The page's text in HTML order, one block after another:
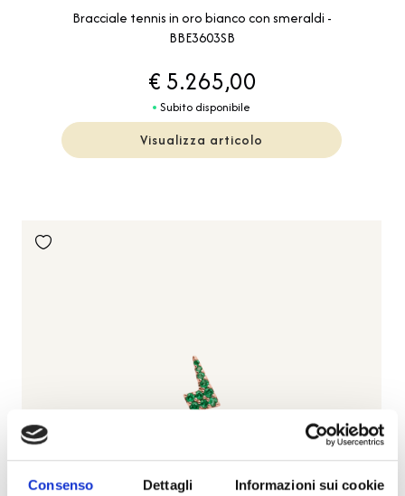
Consenso Dettagli Informazioni sui cookie
Bracciale tennis in oro bianco con smeraldi -
BBE3603SB
€ 5.265,00
Subito disponibile
Visualizza articolo